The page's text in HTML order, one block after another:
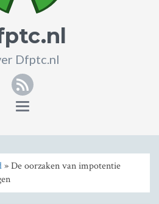
Dfptc.nl
RSS
Toggle
» De oorzaken van impotentie